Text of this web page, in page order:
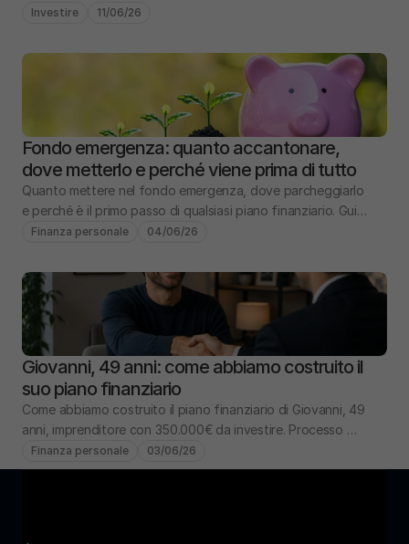
e confronto PIC vs PAC.
Investire 11/06/26
Fondo emergenza: quanto accantonare,
dove metterlo e perché viene prima di tutto
Quanto mettere nel fondo emergenza, dove parcheggiarlo
e perché è il primo passo di qualsiasi piano finanziario. Guida
pratica con numeri e scenari.
Finanza personale 04/06/26
Giovanni, 49 anni: come abbiamo costruito il
suo piano finanziario
Come abbiamo costruito il piano finanziario di Giovanni, 49
anni, imprenditore con 350.000€ da investire. Processo
completo: analisi, obiettivi, portafoglio.
Finanza personale 03/06/26